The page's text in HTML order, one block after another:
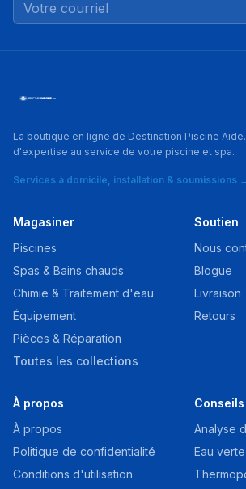
La boutique en ligne de Destination Piscine
d'expertise au service de votre piscine et spa.
Services à domicile, installation & soumissions
Magasiner
Piscines
Spas & Bains chauds
Chimie & Traitement d'eau
Équipement
Pièces & Réparation
Toutes les collections
Soutien
Nous
Blogue
Livraison
Retours
À propos
À propos
Politique de confidentialité
Conditions d'utilisation
Analyse
Eau